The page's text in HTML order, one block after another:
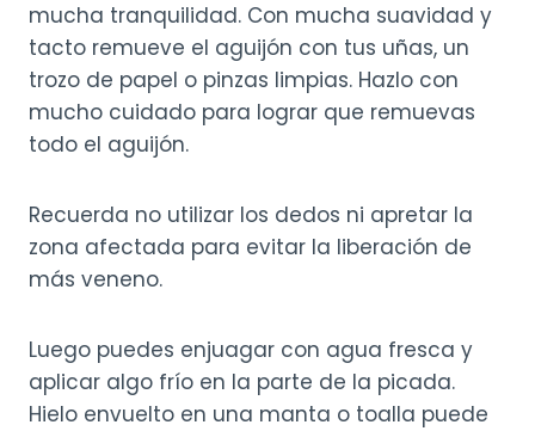
mucha tranquilidad. Con mucha suavidad y
tacto remueve el aguijón con tus uñas, un
trozo de papel o pinzas limpias. Hazlo con
mucho cuidado para lograr que remuevas
todo el aguijón.
Recuerda no utilizar los dedos ni apretar la
zona afectada para evitar la liberación de
más veneno.
Luego puedes enjuagar con agua fresca y
aplicar algo frío en la parte de la picada.
Hielo envuelto en una manta o toalla puede